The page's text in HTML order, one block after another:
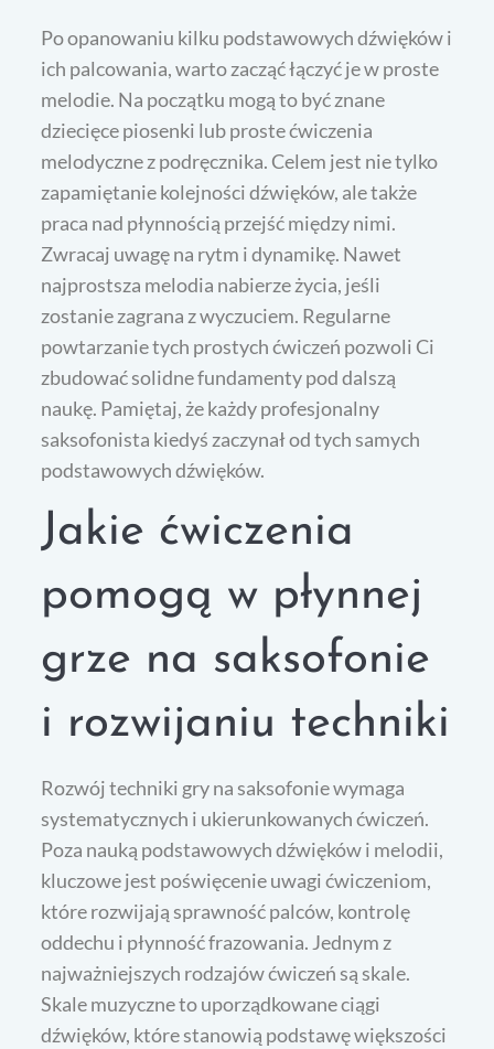
Po opanowaniu kilku podstawowych dźwięków i
ich palcowania, warto zacząć łączyć je w proste
melodie. Na początku mogą to być znane
dziecięce piosenki lub proste ćwiczenia
melodyczne z podręcznika. Celem jest nie tylko
zapamiętanie kolejności dźwięków, ale także
praca nad płynnością przejść między nimi.
Zwracaj uwagę na rytm i dynamikę. Nawet
najprostsza melodia nabierze życia, jeśli
zostanie zagrana z wyczuciem. Regularne
powtarzanie tych prostych ćwiczeń pozwoli Ci
zbudować solidne fundamenty pod dalszą
naukę. Pamiętaj, że każdy profesjonalny
saksofonista kiedyś zaczynał od tych samych
podstawowych dźwięków.
Jakie ćwiczenia
pomogą w płynnej
grze na saksofonie
i rozwijaniu techniki
Rozwój techniki gry na saksofonie wymaga
systematycznych i ukierunkowanych ćwiczeń.
Poza nauką podstawowych dźwięków i melodii,
kluczowe jest poświęcenie uwagi ćwiczeniom,
które rozwijają sprawność palców, kontrolę
oddechu i płynność frazowania. Jednym z
najważniejszych rodzajów ćwiczeń są skale.
Skale muzyczne to uporządkowane ciągi
dźwięków, które stanowią podstawę większości